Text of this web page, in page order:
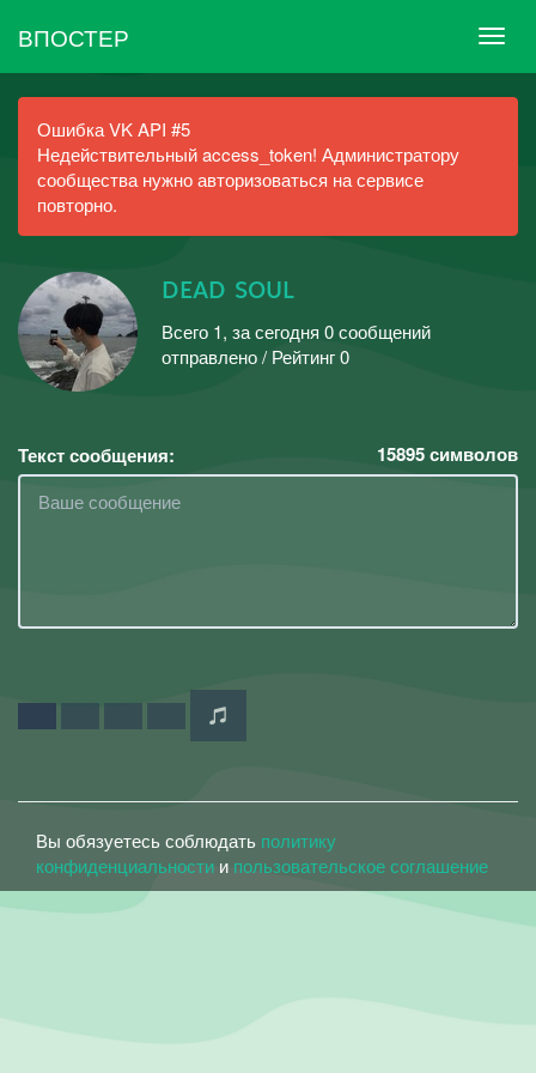
ВПОСТЕР
Ошибка VK API #5
Недействительный access_token! Администратору
сообщества нужно авторизоваться на сервисе
повторно.
ᴅᴇᴀᴅ sᴏᴜʟ
Всего 1, за сегодня 0 сообщений
отправлено / Рейтинг 0
Текст сообщения: 15895символов
Вы обязуетесь соблюдать политику
конфиденциальности и пользовательское соглашение